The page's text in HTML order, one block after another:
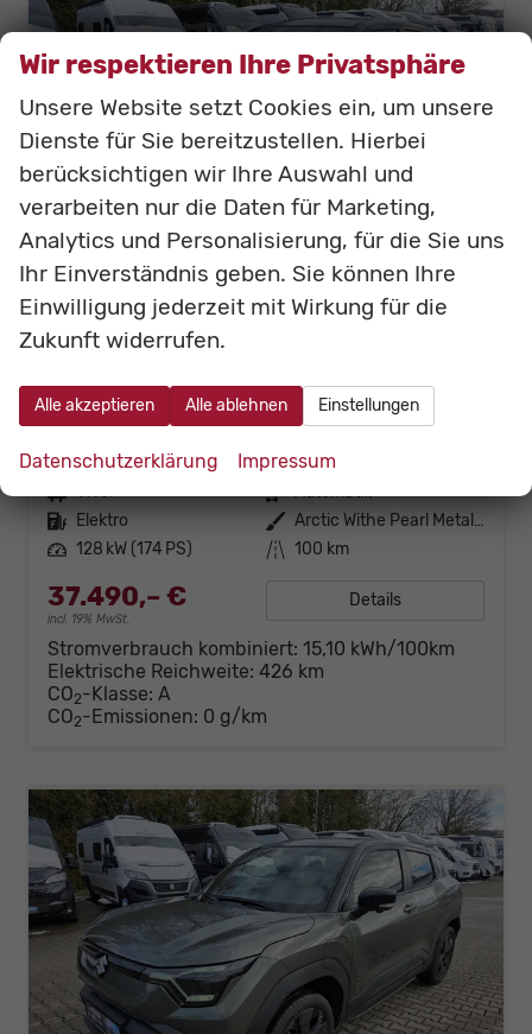
Comfort+ eAxel (61 kWh Batterie) 128 kW/ 174 PS
Fahrzeugnr.: ViVol
Fahrzeugnr. ViVol Getriebe Automatik
Kraftstoff Elektro Außenfarbe
Arctic Withe Pearl Metallic
Leistung 128 kW (174 PS) Kilometerstand 100 km
37.490,– €
incl. 19% MwSt.
Details
Stromverbrauch kombiniert: 15,10 kWh/100km
Elektrische Reichweite: 426 km
CO2-Klasse: A
CO2-Emissionen: 0 g/km
Wir respektieren Ihre Privatsphäre
Unsere Website setzt Cookies ein, um unsere
Dienste für Sie bereitzustellen. Hierbei
berücksichtigen wir Ihre Auswahl und
verarbeiten nur die Daten für Marketing,
Analytics und Personalisierung, für die Sie uns
Ihr Einverständnis geben. Sie können Ihre
Einwilligung jederzeit mit Wirkung für die
Zukunft widerrufen.
Alle akzeptieren Alle ablehnen Einstellungen
Datenschutzerklärung Impressum